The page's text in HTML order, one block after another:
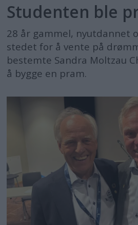
Studenten ble
28 år gammel, nyutdannet
stedet for å vente på
bestemte Sandra Moltzau
å bygge en pram.